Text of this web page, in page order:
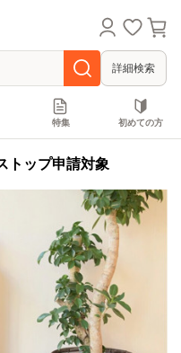
詳細検索
特集 初めての方
トップ申請対象